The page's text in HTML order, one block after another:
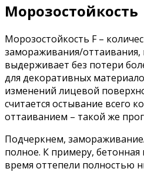
Морозостойкость
Морозостойкость F –
замораживания/оттаивания,
выдерживает без потери
для декоративных
изменений лицевой
считается остывание всего
оттаиванием – такой же
Подчеркнем,
полное. К примеру,
время оттепели полностью